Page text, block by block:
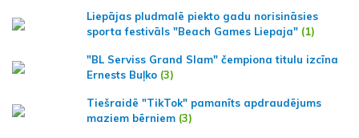
Liepājas pludmalē piekto gadu norisināsies
sporta festivāls "Beach Games Liepaja" (1)
"BL Serviss Grand Slam" čempiona titulu izcīna
Ernests Buļko (3)
Tiešraidē "TikTok" pamanīts apdraudējums
maziem bērniem (3)